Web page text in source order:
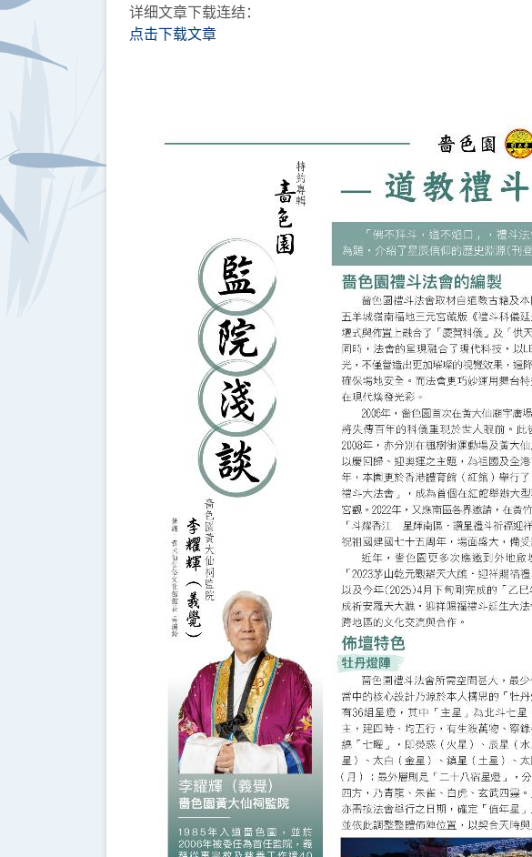
详细文章下载连结：
点击下载文章